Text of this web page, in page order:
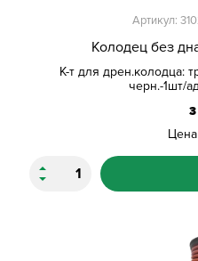
Колодец без
К-т для дрен.колодца:
черн.-1шт/
Артикул:
3